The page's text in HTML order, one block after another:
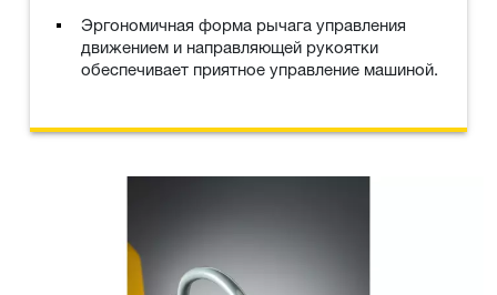
Эргономичная форма рычага управления
движением и направляющей рукоятки
обеспечивает приятное управление машиной.